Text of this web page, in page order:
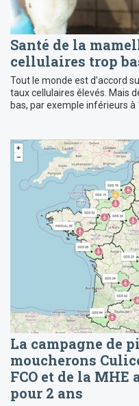
Santé de la
cellulaires trop
Tout le monde est d’accord
taux cellulaires élevés. Mais
bas, par exemple inférieurs à
La campagne de
moucherons
FCO et de la
pour 2 ans